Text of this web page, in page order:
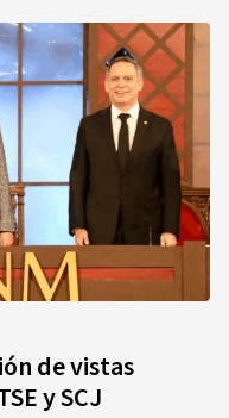
de vistas
y SCJ